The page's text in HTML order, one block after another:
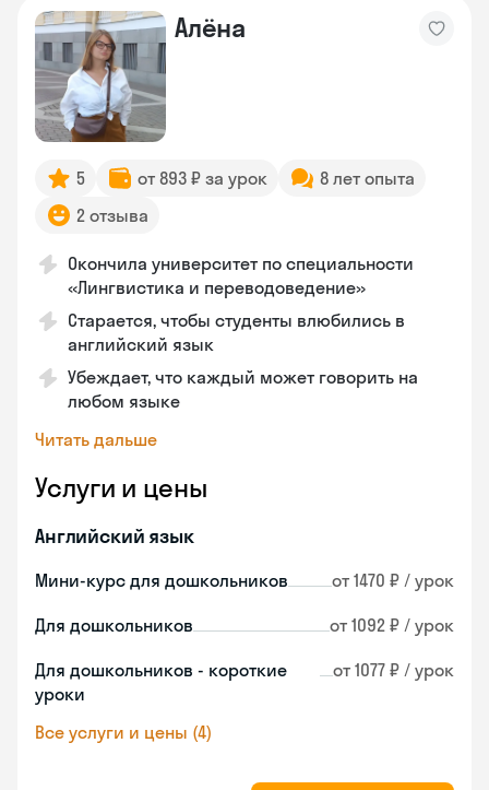
Алёна
5 от 893 ₽ за урок
8 лет опыта
2 отзыва
Окончила университет по специальности
«Лингвистика и переводоведение»
Старается, чтобы студенты влюбились в
английский язык
Убеждает, что каждый может говорить на
любом языке
Читать дальше
Услуги и цены
Английский язык
Мини-курс для дошкольников от 1470 ₽ / урок
Для дошкольников от 1092 ₽ / урок
Для дошкольников - короткие
уроки
от 1077 ₽ / урок
Все услуги и цены (4)